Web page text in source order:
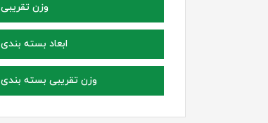
وزن تقریبی
ابعاد بسته بندی
وزن تقریبی بسته بندی